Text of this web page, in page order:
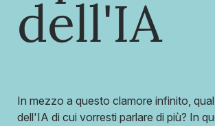
dell'IA
In mezzo a questo clamore infinito,
dell'IA di cui vorresti parlare di più? In